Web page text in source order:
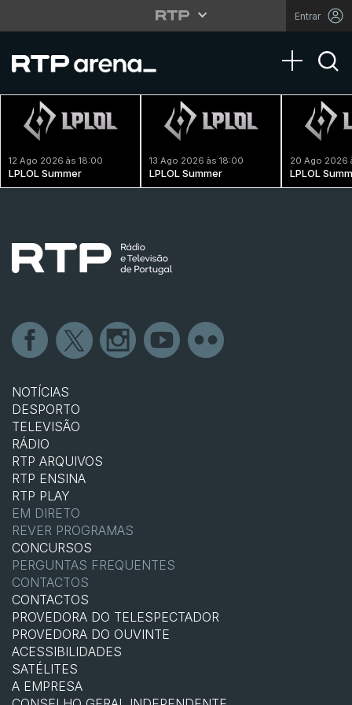
Entrar
Toggle
12 Ago 2026 às 18:00
LPLOL Summer
13 Ago 2026 às 18:00
LPLOL Summer
20 Ago 2026
LPLOL
NOTÍCIAS
DESPORTO
TELEVISÃO
RÁDIO
RTP ARQUIVOS
RTP ENSINA
RTP PLAY
EM DIRETO
REVER PROGRAMAS
CONCURSOS
PERGUNTAS FREQUENTES
CONTACTOS
CONTACTOS
PROVEDORA DO TELESPECTADOR
PROVEDORA DO OUVINTE
ACESSIBILIDADES
SATÉLITES
A EMPRESA